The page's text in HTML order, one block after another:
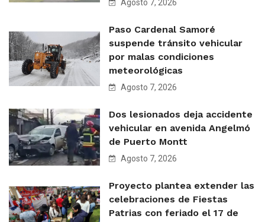
Agosto 7, 2026
Paso Cardenal Samoré
suspende tránsito vehicular
por malas condiciones
meteorológicas
Agosto 7, 2026
Dos lesionados deja accidente
vehicular en avenida Angelmó
de Puerto Montt
Agosto 7, 2026
Proyecto plantea extender las
celebraciones de Fiestas
Patrias con feriado el 17 de